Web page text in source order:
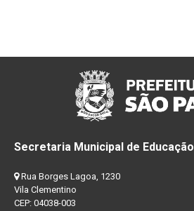
Secretaria Municipal de Educação
Rua Borges Lagoa, 1230
Vila Clementino
CEP: 04038-003